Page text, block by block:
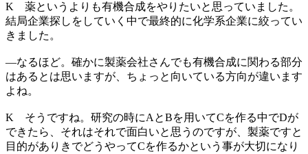
K 薬というよりも有機合成をやりたいと思っていました。
結局企業探しをしていく中で最終的に化学系企業に絞ってい
きました。
―なるほど。確かに製薬会社さんでも有機合成に関わる部分
はあるとは思いますが、ちょっと向いている方向が違います
よね。
K そうですね。研究の時にAとBを用いてCを作る中でDが
できたら、それはそれで面白いと思うのですが、製薬ですと
目的がありきでどうやってCを作るかという事が大切になり